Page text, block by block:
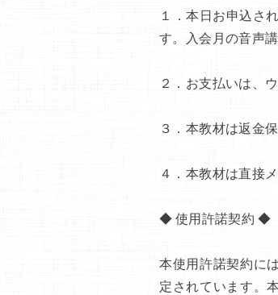
１．本日お申込さ
す。入会月の音声
２．お支払いは、
３．本教材は返金
４．本教材は直接
◆ 使用許諾契約 ◆
本使用許諾契約に
定されています。